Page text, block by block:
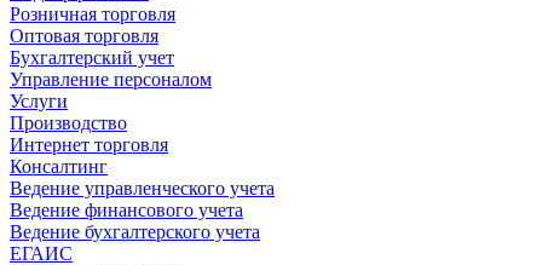
Розничная торговля
Оптовая торговля
Бухгалтерский учет
Управление персоналом
Услуги
Производство
Интернет торговля
Консалтинг
Ведение управленческого учета
Ведение финансового учета
Ведение бухгалтерского учета
ЕГАИС